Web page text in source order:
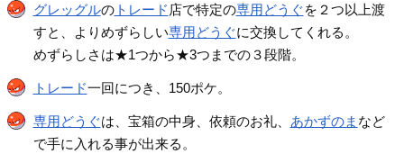
グレッグルのトレード 店で特定の専用どうぐを２つ以上渡
すと、よりめずらしい専用どうぐに交換してくれる。
めずらしさは★1つから★3つまでの３段階。
トレード一回につき、150ポケ。
専用どうぐは、宝箱の中身、依頼のお礼、 あかずのま など
で手に入れる事が出来る。